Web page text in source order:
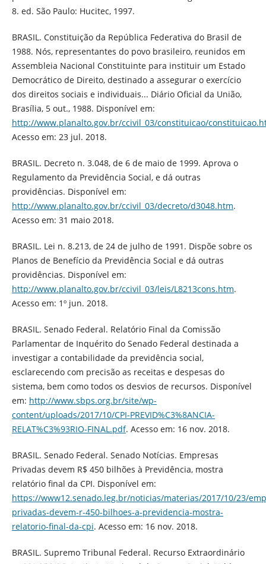
8. ed. São Paulo: Hucitec, 1997.
BRASIL. Constituição da República Federativa do Brasil de
1988. Nós, representantes do povo brasileiro, reunidos em
Assembleia Nacional Constituinte para instituir um Estado
Democrático de Direito, destinado a assegurar o exercício
dos direitos sociais e individuais... Diário Oficial da União,
Brasília, 5 out., 1988. Disponível em:
http://www.planalto.gov.br/ccivil_03/constituicao/
Acesso em: 23 jul. 2018.
BRASIL. Decreto n. 3.048, de 6 de maio de 1999. Aprova o
Regulamento da Previdência Social, e dá outras
providências. Disponível em:
http://www.planalto.gov.br/ccivil_03/decreto/d3048.htm.
Acesso em: 31 maio 2018.
BRASIL. Lei n. 8.213, de 24 de julho de 1991. Dispõe sobre os
Planos de Benefício da Previdência Social e dá outras
providências. Disponível em:
http://www.planalto.gov.br/ccivil_03/leis/L8213cons.htm.
Acesso em: 1º jun. 2018.
BRASIL. Senado Federal. Relatório Final da Comissão
Parlamentar de Inquérito do Senado Federal destinada a
investigar a contabilidade da previdência social,
esclarecendo com precisão as receitas e despesas do
sistema, bem como todos os desvios de recursos. Disponível
em: http://www.sbps.org.br/site/wp-
content/uploads/2017/10/CPI-PREVID%C3%8ANCIA-
RELAT%C3%93RIO-FINAL.pdf. Acesso em: 16 nov. 2018.
BRASIL. Senado Federal. Senado Notícias. Empresas
Privadas devem R$ 450 bilhões à Previdência, mostra
relatório final da CPI. Disponível em:
https://www12.senado.leg.br/noticias/materias/2017/10/23/
privadas-devem-r-450-bilhoes-a-previdencia-mostra-
relatorio-final-da-cpi. Acesso em: 16 nov. 2018.
BRASIL. Supremo Tribunal Federal. Recurso Extraordinário